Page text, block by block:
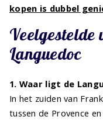
kopen is dubbel
Veelgestelde
Languedoc
1. Waar ligt de
In het zuiden van
tussen de Provence